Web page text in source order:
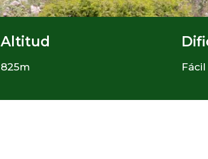
Altitud
825m Fácil